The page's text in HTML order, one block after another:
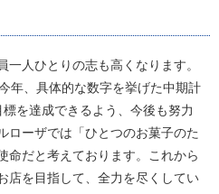
人ひとりの志も高くなります。
年、具体的な数字を挙げた中期計
を達成できるよう、今後も努力
ローザでは「ひとつのお菓子のた
命だと考えております。これから
店を目指して、全力を尽くしてい